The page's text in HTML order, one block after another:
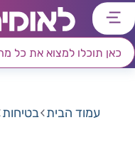
דלג
לתפריט
ראשי
דלג
לרכיב
חיפוש
דלג
לתוכן
מרכזי
דלג
לאזור
קישורים
עמוד הבית בטיחות